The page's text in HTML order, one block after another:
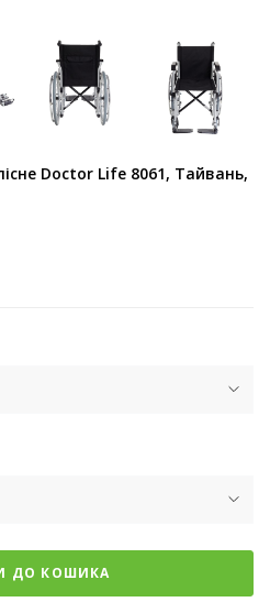
Doctor Life 8061, Тайвань,
ДО КОШИКА